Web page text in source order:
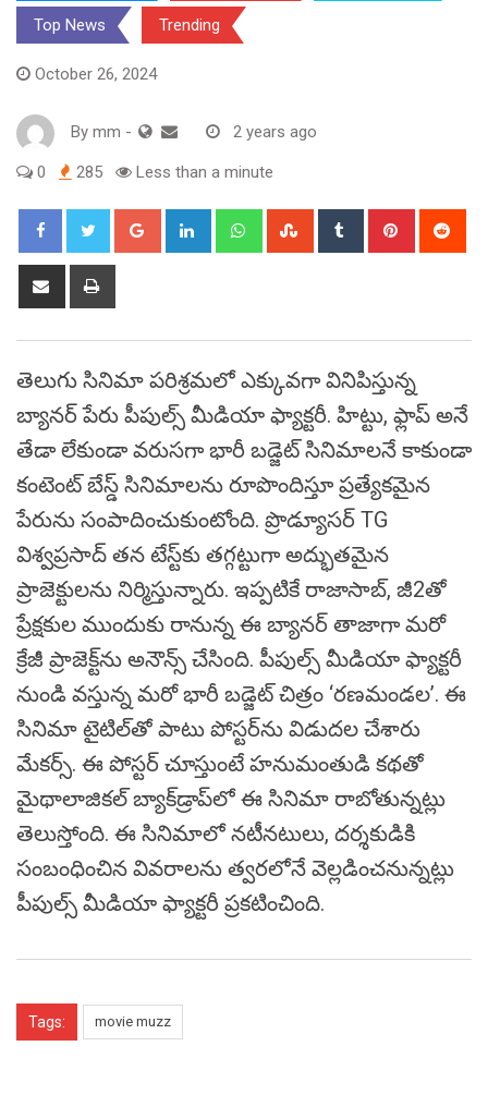
Top News Trending
October 26, 2024
By mm - 2 years ago
0 285 Less than a minute
Google+ LinkedIn WhatsappStumbleUpon
Tumblr Pinterest
Share
తెలుగు సినిమా పరిశ్రమలో ఎక్కువ‌గా వినిపిస్తున్న
బ్యాన‌ర్‌ పేరు పీపుల్స్ మీడియా ఫ్యాక్టరీ. హిట్టు, ఫ్లాప్ అనే
తేడా లేకుండా వ‌రుస‌గా భారీ బ‌డ్జెట్ సినిమాలనే కాకుండా
కంటెంట్ బేస్డ్ సినిమాల‌ను రూపొందిస్తూ ప్ర‌త్యేక‌మైన
పేరును సంపాదించుకుంటోంది. ప్రొడ్యూసర్ TG
విశ్వప్రసాద్ తన టేస్ట్‌కు తగ్గట్టుగా అద్భుతమైన
ప్రాజెక్టులను నిర్మిస్తున్నారు. ఇప్ప‌టికే రాజాసాబ్‌, జీ2తో
ప్రేక్ష‌కుల ముందుకు రానున్న ఈ బ్యాన‌ర్ తాజాగా మ‌రో
క్రేజీ ప్రాజెక్ట్‌ను అనౌన్స్ చేసింది. పీపుల్స్ మీడియా ఫ్యాక్ట‌రీ
నుండి వ‌స్తున్న మ‌రో భారీ బ‌డ్జెట్ చిత్రం ‘ర‌ణ‌మండ‌ల’. ఈ
సినిమా టైటిల్‌తో పాటు పోస్ట‌ర్‌ను విడుద‌ల చేశారు
మేకర్స్. ఈ పోస్ట‌ర్‌ చూస్తుంటే హ‌నుమంతుడి క‌థ‌తో
మైథాలాజిక‌ల్ బ్యాక్‌డ్రాప్‌లో ఈ సినిమా రాబోతున్న‌ట్లు
తెలుస్తోంది. ఈ సినిమాలో న‌టీనటులు, ద‌ర్శ‌కుడికి
సంబంధించిన వివరాలను త్వ‌ర‌లోనే వెల్ల‌డించ‌నున్న‌ట్లు
పీపుల్స్ మీడియా ఫ్యాక్ట‌రీ ప్ర‌క‌టించింది.
Tags: movie muzz